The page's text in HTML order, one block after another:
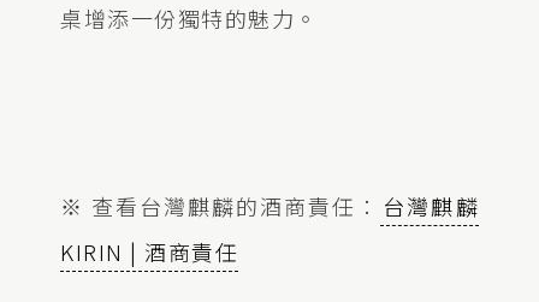
桌增添一份獨特的魅力。
※ 查看台灣麒麟的酒商責任： 台灣麒麟
KIRIN | 酒商責任